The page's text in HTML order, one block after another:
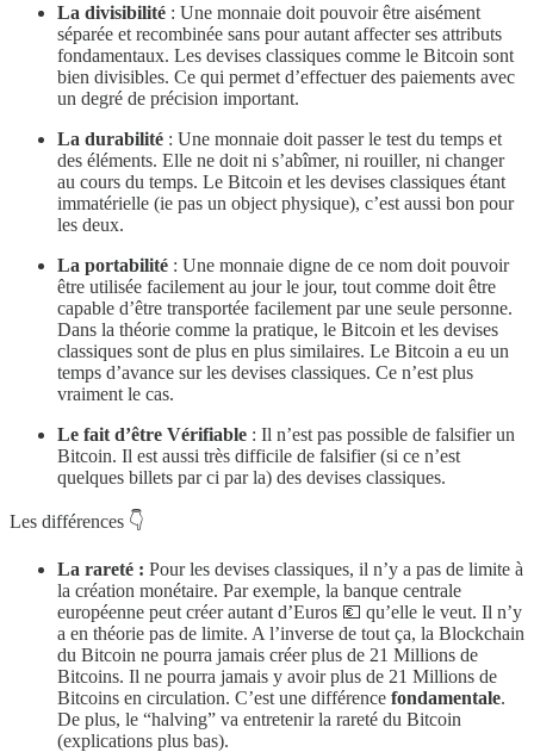
La divisibilité : Une monnaie doit pouvoir être aisément
séparée et recombinée sans pour autant affecter ses attributs
fondamentaux. Les devises classiques comme le Bitcoin sont
bien divisibles. Ce qui permet d’effectuer des paiements avec
un degré de précision important.
La durabilité : Une monnaie doit passer le test du temps et
des éléments. Elle ne doit ni s’abîmer, ni rouiller, ni changer
au cours du temps. Le Bitcoin et les devises classiques étant
immatérielle (ie pas un object physique), c’est aussi bon pour
les deux.
La portabilité : Une monnaie digne de ce nom doit pouvoir
être utilisée facilement au jour le jour, tout comme doit être
capable d’être transportée facilement par une seule personne.
Dans la théorie comme la pratique, le Bitcoin et les devises
classiques sont de plus en plus similaires. Le Bitcoin a eu un
temps d’avance sur les devises classiques. Ce n’est plus
vraiment le cas.
Le fait d’être Vérifiable : Il n’est pas possible de falsifier un
Bitcoin. Il est aussi très difficile de falsifier (si ce n’est
quelques billets par ci par la) des devises classiques.
Les différences 👇
La rareté : Pour les devises classiques, il n’y a pas de limite à
la création monétaire. Par exemple, la banque centrale
européenne peut créer autant d’Euros 💶 qu’elle le veut. Il n’y
a en théorie pas de limite. A l’inverse de tout ça, la Blockchain
du Bitcoin ne pourra jamais créer plus de 21 Millions de
Bitcoins. Il ne pourra jamais y avoir plus de 21 Millions de
Bitcoins en circulation. C’est une différence fondamentale.
De plus, le “halving” va entretenir la rareté du Bitcoin
(explications plus bas).